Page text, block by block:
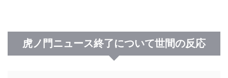
虎ノ門ニュース終了について世間の反応